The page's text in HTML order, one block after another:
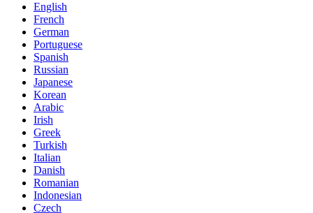
English
French
German
Portuguese
Spanish
Russian
Japanese
Korean
Arabic
Irish
Greek
Turkish
Italian
Danish
Romanian
Indonesian
Czech